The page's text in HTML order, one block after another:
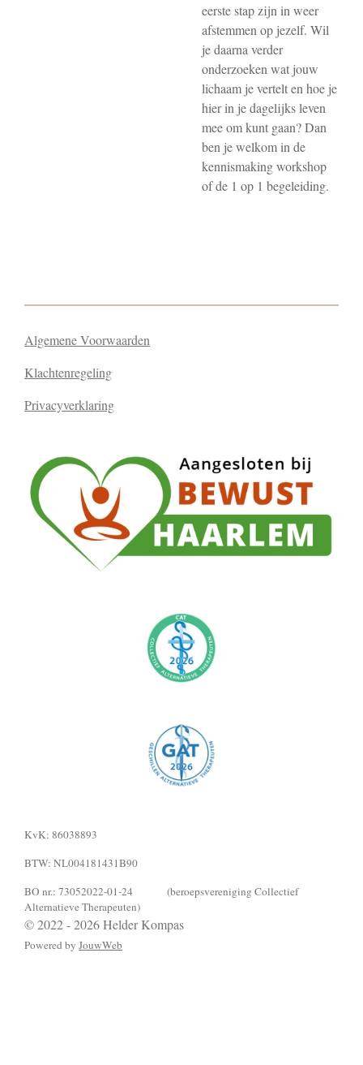
eerste stap zijn in weer
afstemmen op jezelf. Wil
je daarna verder
onderzoeken wat jouw
lichaam je vertelt en hoe je
hier in je dagelijks leven
mee om kunt gaan? Dan
ben je welkom in de
kennismaking workshop
of de 1 op 1 begeleiding.
Algemene Voorwaarden
Klachtenregeling
Privacyverklaring
KvK: 86038893
BTW: NL004181431B90
BO nr.: 73052022-01-24 (beroepsvereniging Collectief
Alternatieve Therapeuten)
© 2022 - 2026 Helder Kompas
Powered by JouwWeb